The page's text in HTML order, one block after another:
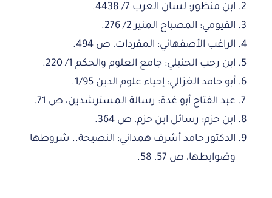
ابن منظور: لسان العرب 7/ 4438.
الفيومي: المصباح المنير 2/ 276.
الراغب الأصفهاني: المفردات، ص 494.
ابن رجب الحنبلي: جامع العلوم والحكم 1/ 220.
أبو حامد الغزالي: إحياء علوم الدين 1/95.
عبد الفتاح أبو غدة: رسالة المسترشدين، ص 71.
ابن حزم: رسائل ابن حزم، ص 364.
الدكتور حامد أشرف همداني: النصيحة.. شروطها
وضوابطها، ص 57، 58.